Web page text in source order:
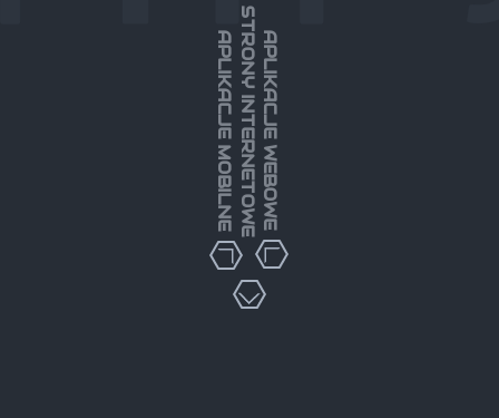
APLIKACJE MOBILNESTRONY INTERNETOWEAPLIKACJE WEBOWE